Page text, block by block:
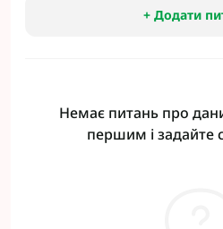
+ Додати
Немає питань про
першим і задайте